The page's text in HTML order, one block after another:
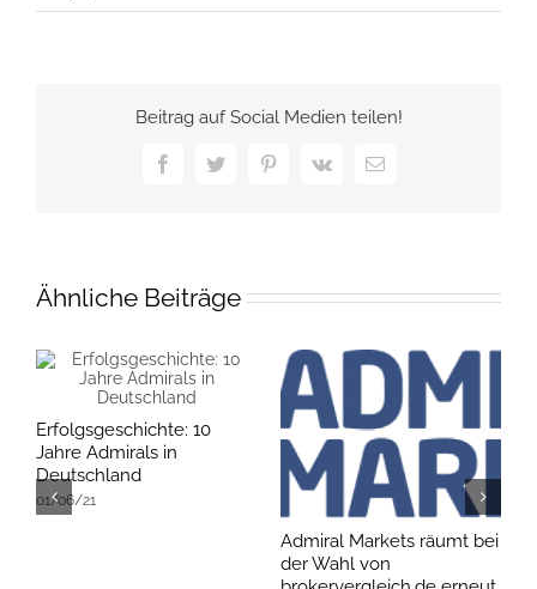
Beitrag auf Social Medien teilen!
FacebookTwitterPinterest
Vk
E-
Ähnliche Beiträge
Erfolgsgeschichte: 10
Jahre Admirals in
Deutschland
01/06/21
Admiral Markets räumt bei
der Wahl von